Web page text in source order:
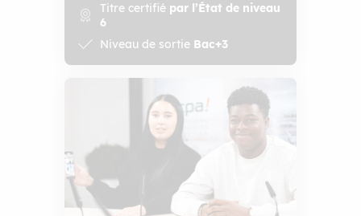
Titre certifié par l’État de niveau
6
Niveau de sortie Bac+3